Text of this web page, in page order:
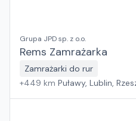
Grupa JPD sp. z o.o.
Rems Zamrażarka
Zamrażarki do rur
+449 km Puławy, Lublin,